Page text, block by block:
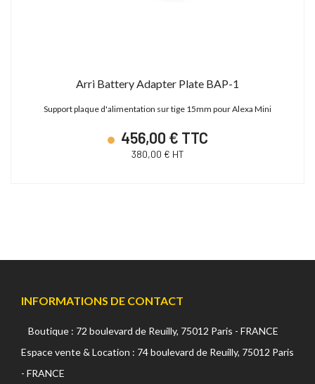
19 900,00 € HT
28 627,19 € TTC
13 000,00 € HT
21 600,00 € TTC
Arri Battery Adapter Plate BAP-1
Support plaque d'alimentation sur tige 15mm pour Alexa Mini
456,00 € TTC
380,00 € HT
INFORMATIONS DE CONTACT
Boutique : 72 boulevard de Reuilly, 75012 Paris - FRANCE
Espace vente & Location : 74 boulevard de Reuilly, 75012 Paris
- FRANCE